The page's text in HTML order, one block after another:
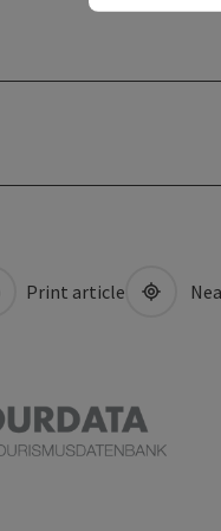
Print article